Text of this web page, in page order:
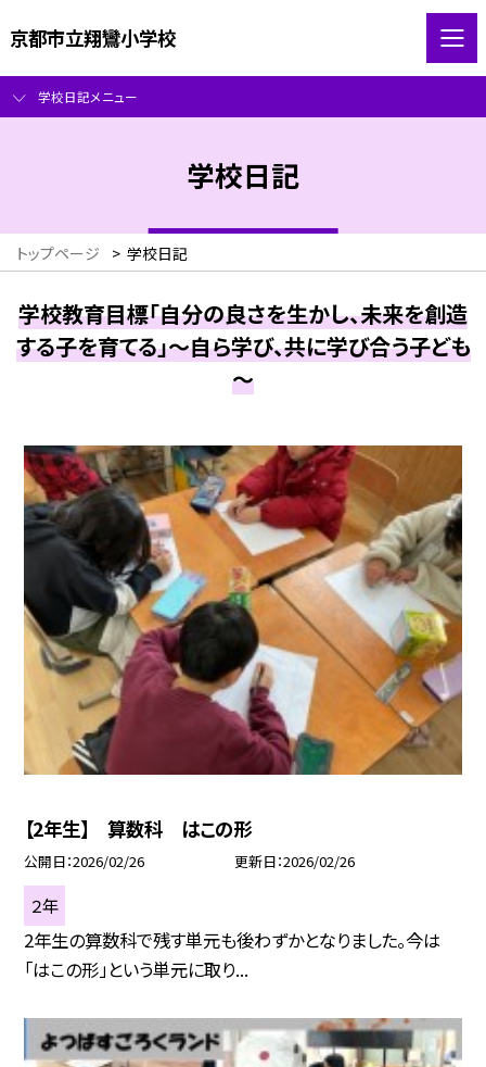
京都市立翔鸞小学校
学校日記メニュー
学校日記
トップページ > 学校日記
学校教育目標「自分の良さを生かし、未来を創造
する子を育てる」～自ら学び、共に学び合う子ども
～
【2年生】 算数科 はこの形
公開日 2026/02/26 更新日 2026/02/26
２年
2年生の算数科で残す単元も後わずかとなりました。今は
「はこの形」という単元に取り...